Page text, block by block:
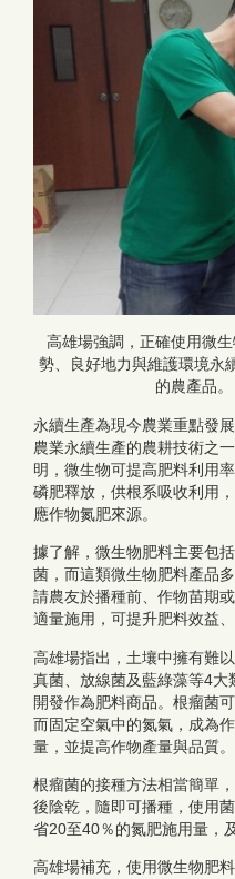
高雄場強調，正確使用微
勢、良好地力與維護環境永
的農產品。
永續生產為現今農業重點發
農業永續生產的農耕技術之
明，微生物可提高肥料利用
磷肥釋放，供根系吸收利用
應作物氮肥來源。
據了解，微生物肥料主要包
菌，而這類微生物肥料產品
請農友於播種前、作物苗期
適量施用，可提升肥料效益
高雄場指出，土壤中擁有難
真菌、放線菌及藍綠藻等4
開發作為肥料商品。根瘤菌
而固定空氣中的氮氣，成為
量，並提高作物產量與品質。
根瘤菌的接種方法相當簡單
後陰乾，隨即可播種，使用
省20至40％的氮肥施用量，
高雄場補充，使用微生物肥